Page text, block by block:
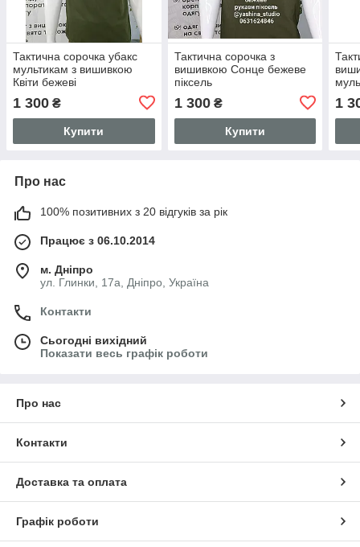
Тактична сорочка убакс
мультикам з вишивкою
Квіти бежеві
1 300 ₴
Купити
Тактична сорочка з
вишивкою Сонце бежеве
піксель
1 300₴
Купити
1
Про нас
100% позитивних з 20 відгуків за рік
Працює з 06.10.2014
м. Дніпро
ул. Глинки, 17а, Дніпро, Україна
Контакти
Сьогодні вихідний
Показати весь графік роботи
Про нас
Контакти
Доставка та оплата
Графік роботи